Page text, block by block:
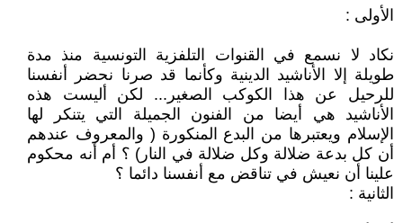
الأولى :
نكاد لا نسمع في القنوات التلفزية التونسية منذ مدة
طويلة إلا الأناشيد الدينية وكأنما قد صرنا نحضر أنفسنا
للرحيل عن هذا الكوكب الصغير... لكن أليست هذه
الأناشيد هي أيضا من الفنون الجميلة التي يتنكر لها
الإسلام ويعتبرها من البدع المنكورة ( والمعروف عندهم
أن كل بدعة ضلالة وكل ضلالة في النار) ؟ أم أنه محكوم
علينا أن نعيش في تناقض مع أنفسنا دائما ؟
الثانية :